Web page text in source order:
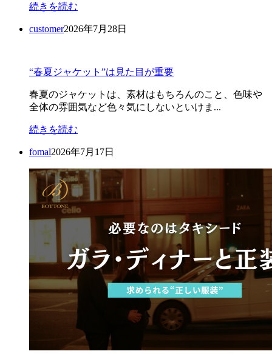
続きを読む
customer2026年7月28日
“春夏ジャケット”は見た目が重要
春夏のジャケットは、素材はもちろんのこと、色味や
全体の雰囲気など色々気にしないといけま...
続きを読む
fomal2026年7月17日